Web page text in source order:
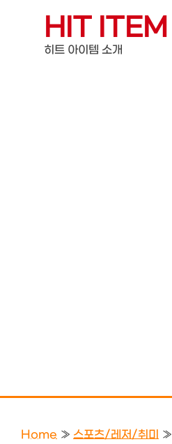
contentHIT ITEM
히트 아이템 소개
Home » 스포츠/레저/취미 »